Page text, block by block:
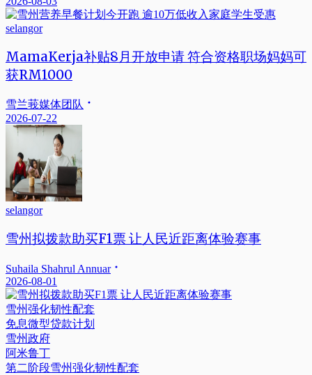
selangor
MamaKerja补贴8月开放申请 符合资格职场妈妈可
获RM1000
雪兰莪媒体团队
2026-07-22
selangor
雪州拟拨款助买F1票 让人民近距离体验赛事
Suhaila Shahrul Annuar
2026-08-01
雪州强化韧性配套
免息微型贷款计划
雪州政府
阿米鲁丁
第二阶段雪州强化韧性配套